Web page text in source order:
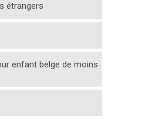
étrangers
enfant belge de moins